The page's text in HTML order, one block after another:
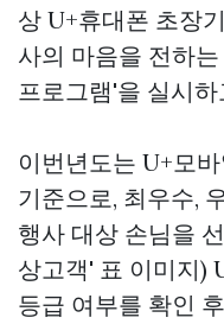
상 U+휴대폰 초장
사의 마음을 전하
프로그램'을 실시
이번년도는 U+모
기준으로, 최우수,
행사 대상 손님을
상고객' 표 이미지)
등급 여부를 확인